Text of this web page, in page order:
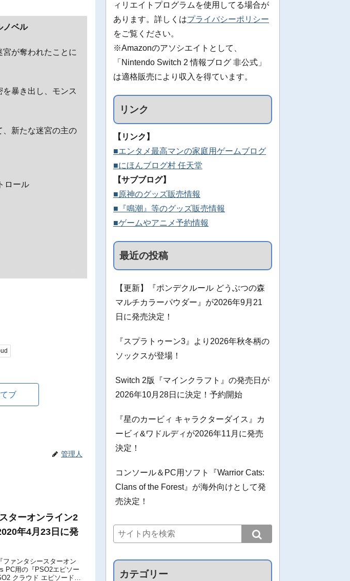
ノベル
が奪われたことに
暴き出し、モンス
、新たな迷宮の主の
ロール
ブ
管理人
ターオンライン2
年4月23日に発
ファンタシースターオン
PC用の『PSO2エピソー
クラウド エピソード6
ィリエイトプログラムを使用してる場合が
あります。詳しくはプライバシーポリシー
をご覧ください。
※Amazonのアソシエイトとして、
「Nintendo Switch 2 情報ブログ 非公式」
は適格販売により収入を得ています。
リンク
【リンク】
■エンタメ最高マンの家庭用ゲームブログ
■にほんブログ村 任天堂
【サブブログ】
■原神のグッズ販売情報
■『鳴潮』等のグッズ販売情報
■ゲームやアニメ予約情報
最近の投稿
【更新】『ポンデクルール どうぶつの森
マルチカラーパウダー』が2026年9月21
日に発売決定！
『スプラトゥーン3』より2026年秋冬柄の
ソックスが登場！
Switch 2版『マインクラフト』の発売日が
2026年10月28日に決定！予約開始
『星のカービィ キャラクターダイス』カ
ービィ&ワドルディが2026年11月に発売
決定！
コンソール＆PC用ソフト『Warrior Cats:
Clans of the Forest』が海外向けとして発
売決定！
カテゴリー